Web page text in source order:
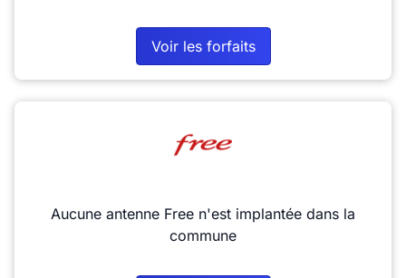
Voir les forfaits
Aucune antenne Free n'est implantée dans la
commune